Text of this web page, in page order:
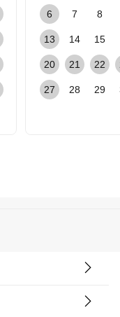
6 7 8
13 14 15
20 21 22
27 28 29